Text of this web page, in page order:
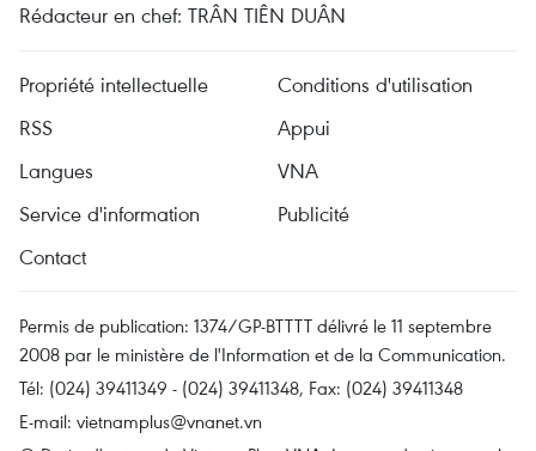
Rédacteur en chef: TRÂN TIÊN DUÂN
Propriété intellectuelle
Conditions d'utilisation
RSS
Appui
Langues
VNA
Service d'information
Publicité
Contact
Permis de publication: 1374/GP-BTTTT délivré le 11 septembre
2008 par le ministère de l'Information et de la Communication.
Tél: (024) 39411349 - (024) 39411348, Fax: (024) 39411348
E-mail: vietnamplus@vnanet.vn